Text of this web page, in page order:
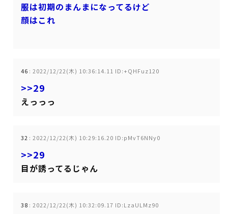
服は初期のまんまになってるけど
顔はこれ
46 : 2022/12/22(木) 10:36:14.11 ID:+QHFuz120
>>29
えっっっ
32 : 2022/12/22(木) 10:29:16.20 ID:pMvT6NNy0
>>29
目が誘ってるじゃん
38 : 2022/12/22(木) 10:32:09.17 ID:LzaULMz90